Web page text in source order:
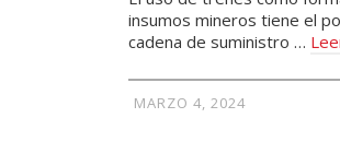
insumos mineros tiene el
cadena de suministro …
MARZO 4, 2024